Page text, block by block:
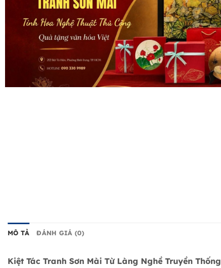
MÔ TẢ ĐÁNH GIÁ (0)
Kiệt Tác Tranh Sơn Mài Từ Làng Nghề Truyền Thống